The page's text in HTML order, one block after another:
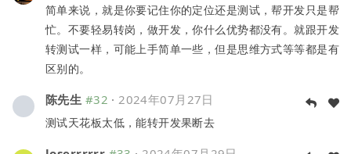
简单来说，就是你要记住你的定位还是测试，帮开发只是帮
忙。不要轻易转岗，做开发，你什么优势都没有。就跟开发
转测试一样，可能上手简单一些，但是思维方式等等都是有
区别的。
陈先生 #32 · 2024年07月27日
测试天花板太低，能转开发果断去